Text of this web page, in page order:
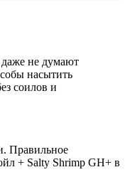
не думают
насытить
соилов и
Правильное
+ Salty Shrimp GH+ в